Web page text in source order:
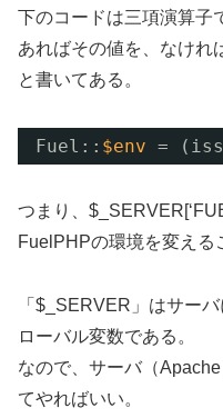
下のコードは三項演算子
あればその値を、なけれ
と書いてある。
Fuel:: $env =
つまり、
FuelPHPの環境を変える
「$_SERVER」はサー
ローバル変数である。
なので、サーバ（
てやればいい。